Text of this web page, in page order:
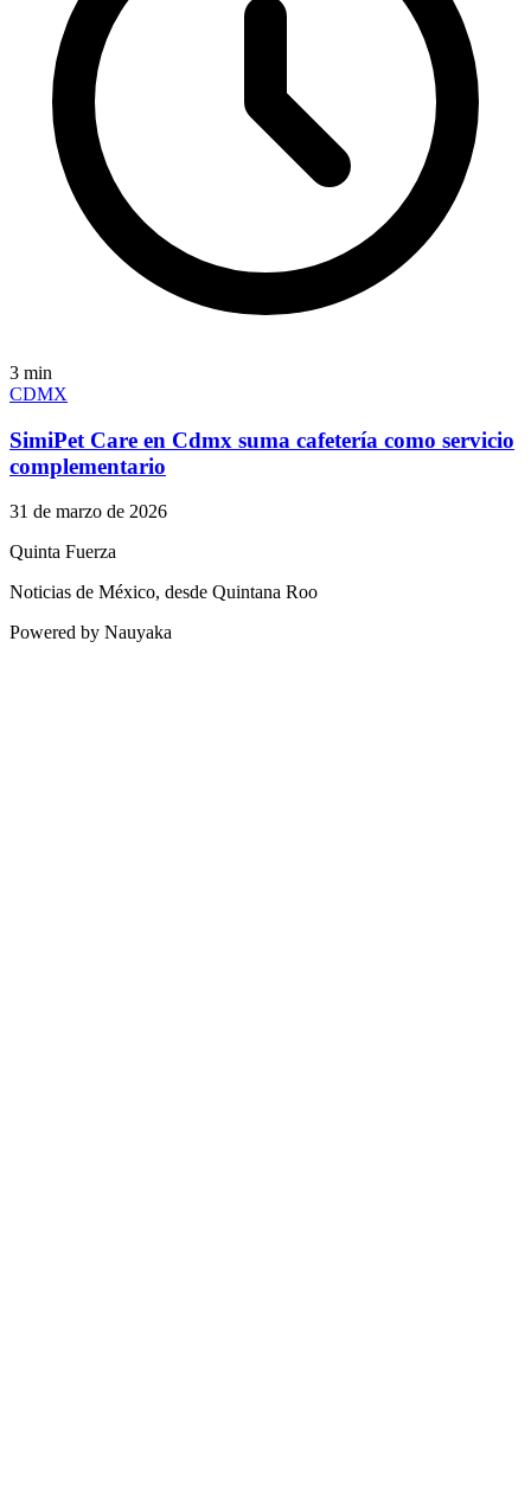
3 min
CDMX
SimiPet Care en Cdmx suma cafetería como servicio
complementario
31 de marzo de 2026
Quinta Fuerza
Noticias de México, desde Quintana Roo
Powered by Nauyaka